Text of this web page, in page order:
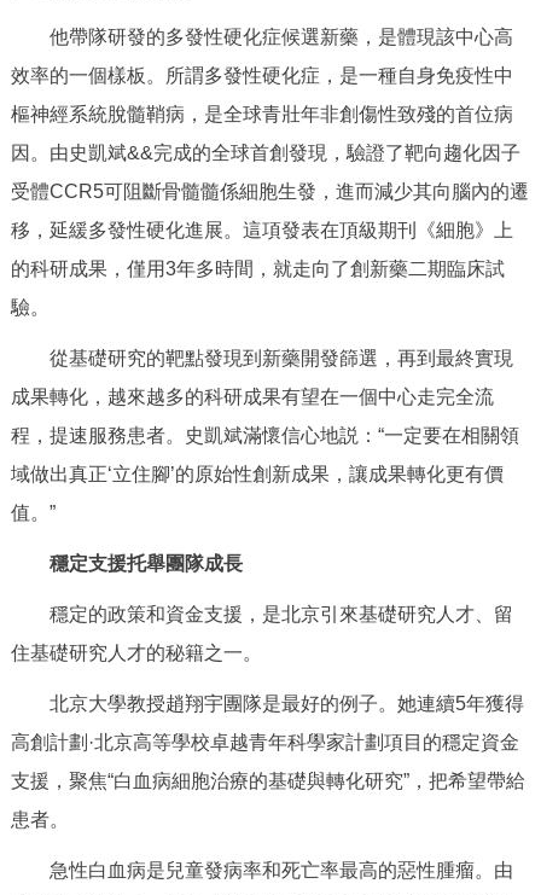
他帶隊研發的多發性硬化症候選新藥，是體現該中心高
效率的一個樣板。所謂多發性硬化症，是一種自身免疫性中
樞神經系統脫髓鞘病，是全球青壯年非創傷性致殘的首位病
因。由史凱斌&&完成的全球首創發現，驗證了靶向趨化因子
受體CCR5可阻斷骨髓髓係細胞生發，進而減少其向腦內的遷
移，延緩多發性硬化進展。這項發表在頂級期刊《細胞》上
的科研成果，僅用3年多時間，就走向了創新藥二期臨床試
驗。
從基礎研究的靶點發現到新藥開發篩選，再到最終實現
成果轉化，越來越多的科研成果有望在一個中心走完全流
程，提速服務患者。史凱斌滿懷信心地説：“一定要在相關領
域做出真正‘立住腳’的原始性創新成果，讓成果轉化更有價
值。”
穩定支援托舉團隊成長
穩定的政策和資金支援，是北京引來基礎研究人才、留
住基礎研究人才的秘籍之一。
北京大學教授趙翔宇團隊是最好的例子。她連續5年獲得
高創計劃·北京高等學校卓越青年科學家計劃項目的穩定資金
支援，聚焦“白血病細胞治療的基礎與轉化研究”，把希望帶給
患者。
急性白血病是兒童發病率和死亡率最高的惡性腫瘤。由